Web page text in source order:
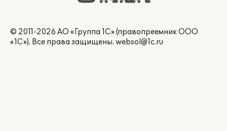
© 2011-2026 АО «Группа 1С» (правопреемник ООО
«1С»). Все права защищены. websol@1c.ru